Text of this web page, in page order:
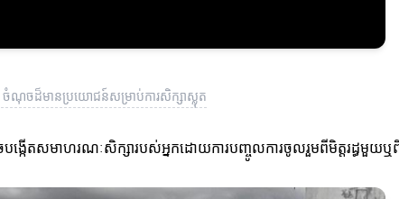
ណុចដ៏មានប្រយោជន៍សម្រាប់ការសិក្សាស្លុត
ង្កើតសមាហរណៈសិក្សារបស់អ្នកដោយការបញ្ចូលការចូលរួមពីមិត្តរដ្ធមួយឬពី